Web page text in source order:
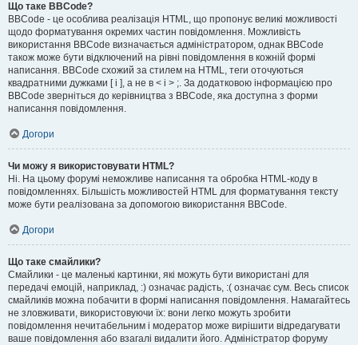
Що таке BBCode?
BBCode - це особлива реалізація HTML, що пропонує великі можливості
щодо форматування окремих частин повідомлення. Можливість
використання BBCode визначається адміністратором, однак BBCode
також може бути відключений на рівні повідомлення в кожній формі
написання. BBCode схожий за стилем на HTML, теги оточуються
квадратними дужками [ і ], а не в < і > ;. За додатковою інформацією про
BBCode зверніться до керівництва з BBCode, яка доступна з форми
написання повідомлення.
Догори
Чи можу я використовувати HTML?
Ні. На цьому форумі неможливе написання та обробка HTML-коду в
повідомленнях. Більшість можливостей HTML для форматування тексту
може бути реалізована за допомогою використання BBCode.
Догори
Що таке смайлики?
Смайлики - це маленькі картинки, які можуть бути використані для
передачі емоцій, наприклад, :) означає радість, :( означає сум. Весь список
смайликів можна побачити в формі написання повідомлення. Намагайтесь
не зловживати, використовуючи їх: вони легко можуть зробити
повідомлення нечитабельним і модератор може вирішити відредагувати
ваше повідомлення або взагалі видалити його. Адміністратор форуму